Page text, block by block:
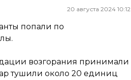
20 августа 2024 10:12
попали по
возгорания принимали
тушили около 20 единиц